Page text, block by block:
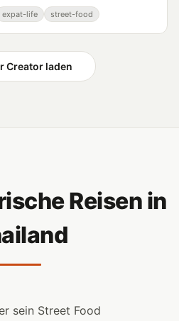
erforscht.
expat-life street-food
Creator laden
Reisen in
sein Street Food